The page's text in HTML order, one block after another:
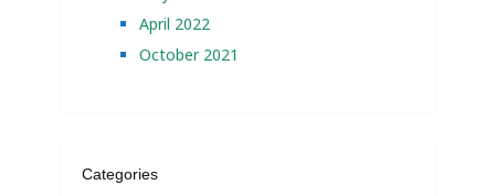
April 2022
October 2021
Categories